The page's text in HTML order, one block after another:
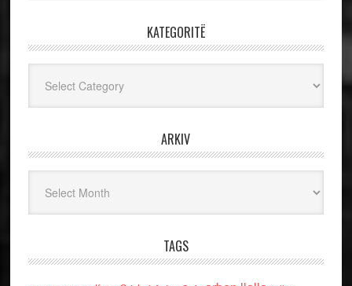
KATEGORITË
ARKIV
TAGS